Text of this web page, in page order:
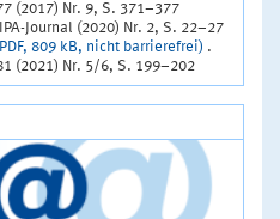
(2017) Nr. 9, S. 371–377
Journal (2020) Nr. 2, S. 22–27
809 kB, nicht barrierefrei) .
(2021) Nr. 5/6, S. 199–202